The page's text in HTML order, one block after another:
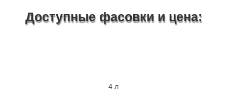
Доступные фасовки и цена:
4 л